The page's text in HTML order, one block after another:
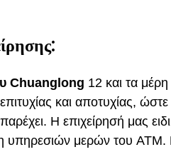
Chuanglong 12 και τα
και αποτυχίας,
Η επιχείρησή μας
υπηρεσιών μερών του